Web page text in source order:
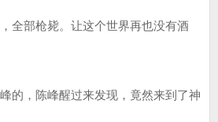
全部枪毙。让这个世界再也没有酒
，陈峰醒过来发现，竟然来到了神